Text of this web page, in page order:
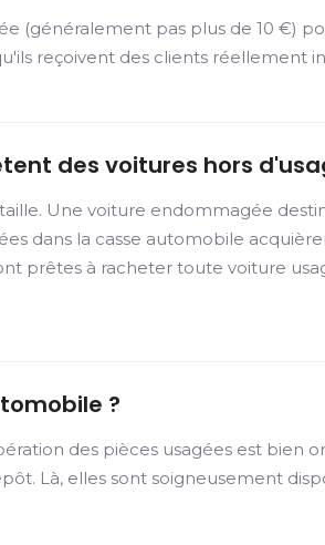
(généralement pas plus de 10 €)
reçoivent des clients réellement
des voitures hors
Une voiture endommagée
dans la casse automobile
prêtes à racheter toute voiture
?
des pièces usagées est bien
Là, elles sont soigneusement